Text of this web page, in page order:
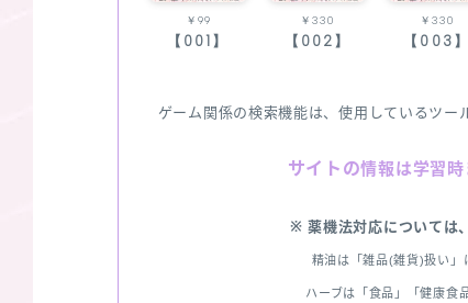
￥99
【001】
￥330
【002】
￥330
【003】
ゲーム関係の検索機能は、使用しているツ
サイトの情報は学習
※ 薬機法対応については
精油は「雑品(雑貨)扱い」
ハーブは「食品」「健康食